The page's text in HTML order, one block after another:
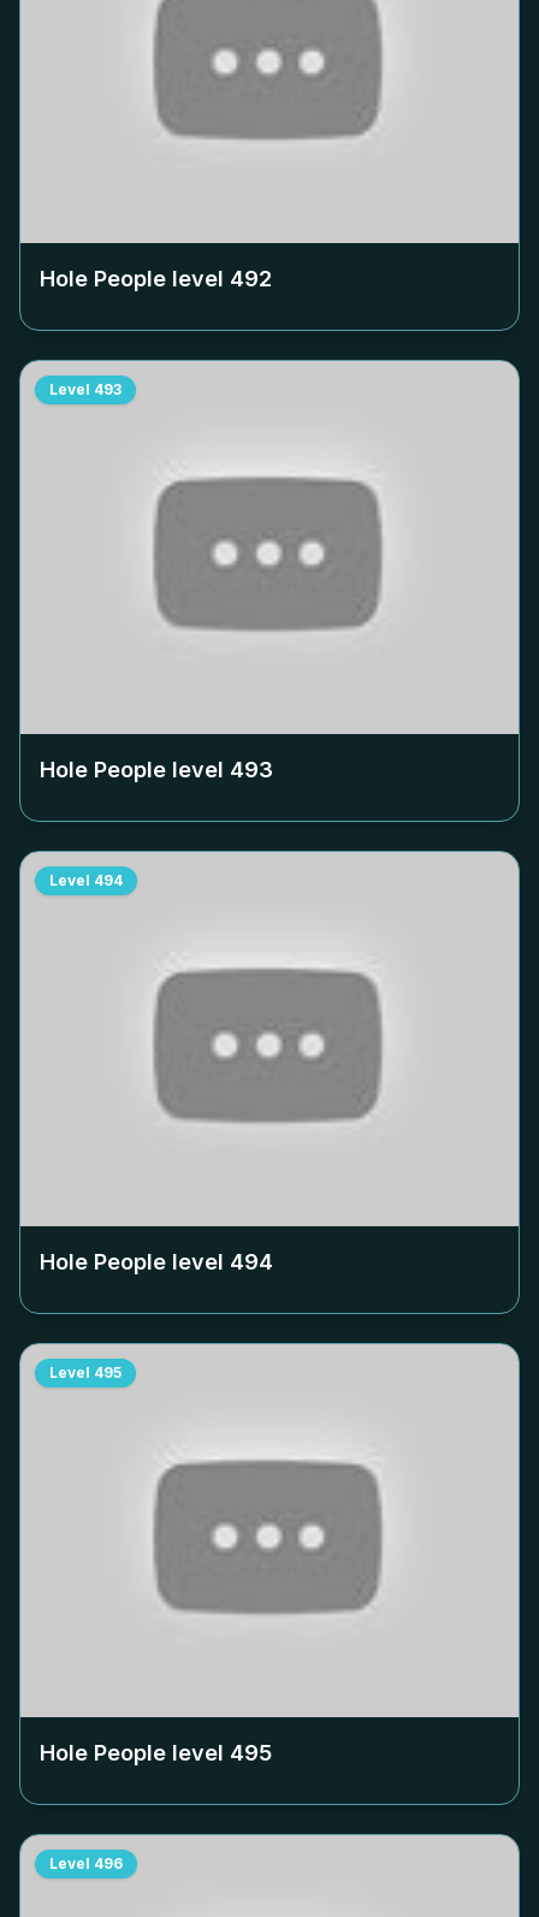
Hole People level 492
Level 493
Hole People level 493
Level 494
Hole People level 494
Level 495
Hole People level 495
Level 496